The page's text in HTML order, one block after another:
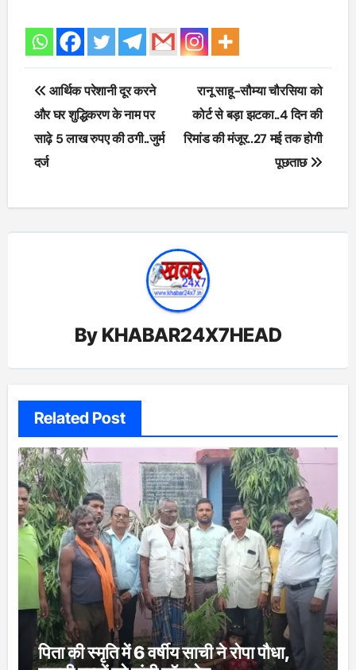
Post
navigation
आर्थिक परेशानी दूर करने
और घर शुद्धिकरण के नाम पर
साढ़े 5 लाख रुपए की ठगी..जुर्म
दर्ज
रानू साहू-सौम्या चौरसिया को
कोर्ट से बड़ा झटका..4 दिन की
रिमांड की मंजूर..27 मई तक होगी
पूछताछ
By KHABAR24X7HEAD
Related Post
पिता की स्मृति में 6 वर्षीय साची ने रोपा पौधा,